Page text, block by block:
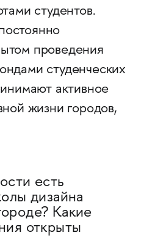
студентов.
проведения
студенческих
активное
жизни городов,
есть
дизайна
Какие
открыты